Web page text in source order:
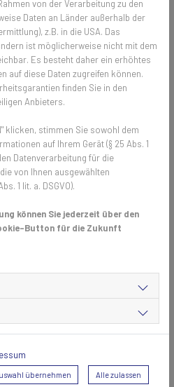
können kleinere Reparaturen selbst
ist wieder voll
am längsten
Irrglauben müssen Fliegengitter im
und Wetter standzuhalten. Und
hilfreich, denn obwohl die Anzahl
einige Insekten ein warmes
Falls das Fliegengitter doch
den Insektenschutz zu lagern,
stehen, ohne dass Druck auf das
bei
etwas größer und komplexer,
ihre Grenzen stoßen. Dafür kann
in Verbindung gesetzt und das
kann schnell ein Termin für einen
von der Verarbeitung zu den
Daten an Länder außerhalb der
z.B. in die USA. Das
ist möglicherweise nicht mit dem
Es besteht daher ein erhöhtes
auf diese Daten zugreifen können.
finden Sie in den
Anbieters.
klicken, stimmen Sie sowohl dem
auf Ihrem Gerät (§ 25 Abs. 1
Datenverarbeitung für die
von Ihnen ausgewählten
1 lit. a. DSGVO).
können Sie jederzeit über den
Button für die Zukunft
übernehmen Alle zulassen